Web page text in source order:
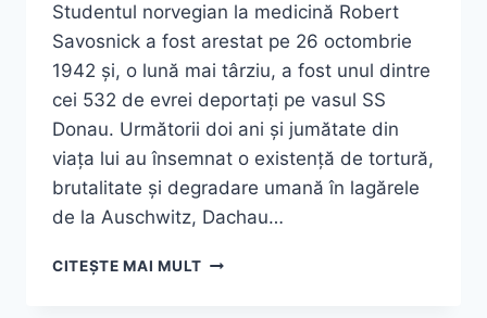
Studentul norvegian la medicină Robert
Savosnick a fost arestat pe 26 octombrie
1942 și, o lună mai târziu, a fost unul dintre
cei 532 de evrei deportați pe vasul SS
Donau. Următorii doi ani și jumătate din
viața lui au însemnat o existență de tortură,
brutalitate și degradare umană în lagărele
de la Auschwitz, Dachau…
CITEȘTE MAI MULTROBERT